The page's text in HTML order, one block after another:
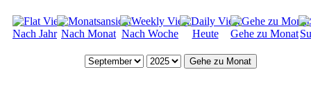
Nach Jahr Nach Monat Nach Woche Heute Gehe zu Monat
Gehe zu Monat